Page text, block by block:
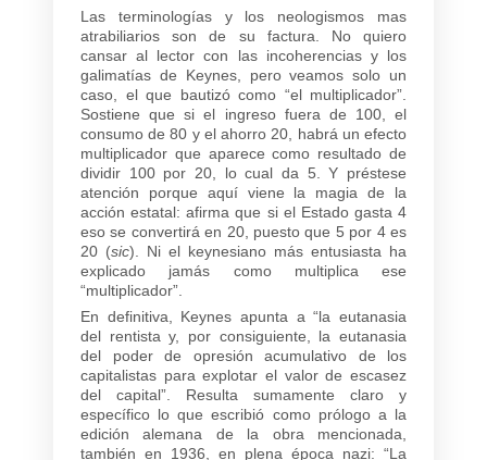
Las terminologías y los neologismos mas
atrabiliarios son de su factura. No quiero
cansar al lector con las incoherencias y los
galimatías de Keynes, pero veamos solo un
caso, el que bautizó como “el multiplicador”.
Sostiene que si el ingreso fuera de 100, el
consumo de 80 y el ahorro 20, habrá un efecto
multiplicador que aparece como resultado de
dividir 100 por 20, lo cual da 5. Y préstese
atención porque aquí viene la magia de la
acción estatal: afirma que si el Estado gasta 4
eso se convertirá en 20, puesto que 5 por 4 es
20 (sic). Ni el keynesiano más entusiasta ha
explicado jamás como multiplica ese
“multiplicador”.
En definitiva, Keynes apunta a “la eutanasia
del rentista y, por consiguiente, la eutanasia
del poder de opresión acumulativo de los
capitalistas para explotar el valor de escasez
del capital”. Resulta sumamente claro y
específico lo que escribió como prólogo a la
edición alemana de la obra mencionada,
también en 1936, en plena época nazi: “La